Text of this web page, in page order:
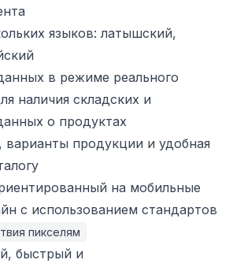
языков: латышский,
в режиме реального
наличия складских и
о продуктах
продукции и удобная
на мобильные
с использованием стандартов
пикселям
быстрый и